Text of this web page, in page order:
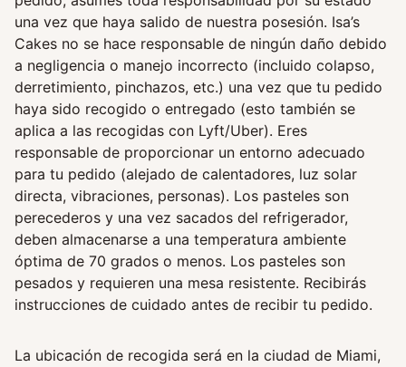
una vez que haya salido de nuestra posesión. Isa’s
Cakes no se hace responsable de ningún daño debido
a negligencia o manejo incorrecto (incluido colapso,
derretimiento, pinchazos, etc.) una vez que tu pedido
haya sido recogido o entregado (esto también se
aplica a las recogidas con Lyft/Uber). Eres
responsable de proporcionar un entorno adecuado
para tu pedido (alejado de calentadores, luz solar
directa, vibraciones, personas). Los pasteles son
perecederos y una vez sacados del refrigerador,
deben almacenarse a una temperatura ambiente
óptima de 70 grados o menos. Los pasteles son
pesados y requieren una mesa resistente. Recibirás
instrucciones de cuidado antes de recibir tu pedido.
La ubicación de recogida será en la ciudad de Miami,